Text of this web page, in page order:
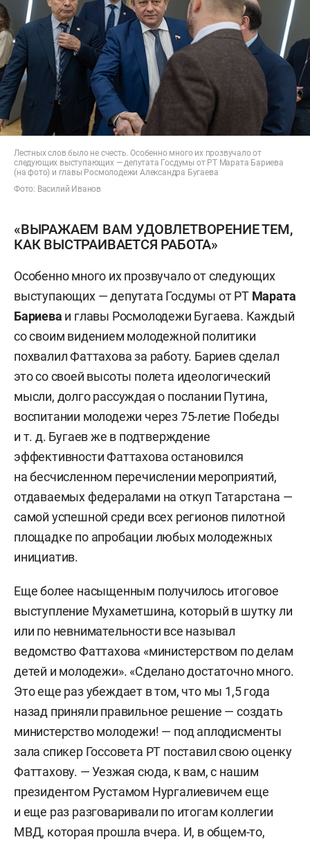
Лестных слов было не счесть. Особенно много их прозвучало от
следующих выступающих — депутата Госдумы от РТ Марата Бариева
(на фото) и главы Росмолодежи Александра Бугаева
Фото: Василий Иванов
«ВЫРАЖАЕМ ВАМ УДОВЛЕТВОРЕНИЕ ТЕМ,
КАК ВЫСТРАИВАЕТСЯ РАБОТА»
Особенно много их прозвучало от следующих
выступающих — депутата Госдумы от РТ Марата
Бариева и главы Росмолодежи Бугаева. Каждый
со своим видением молодежной политики
похвалил Фаттахова за работу. Бариев сделал
это со своей высоты полета идеологический
мысли, долго рассуждая о послании Путина,
воспитании молодежи через 75-летие Победы
и т. д. Бугаев же в подтверждение
эффективности Фаттахова остановился
на бесчисленном перечислении мероприятий,
отдаваемых федералами на откуп Татарстана —
самой успешной среди всех регионов пилотной
площадке по апробации любых молодежных
инициатив.
Еще более насыщенным получилось итоговое
выступление Мухаметшина, который в шутку ли
или по невнимательности все называл
ведомство Фаттахова «министерством по делам
детей и молодежи». «Сделано достаточно много.
Это еще раз убеждает в том, что мы 1,5 года
назад приняли правильное решение — создать
министерство молодежи! — под аплодисменты
зала спикер Госсовета РТ поставил свою оценку
Фаттахову. — Уезжая сюда, к вам, с нашим
президентом Рустамом Нургалиевичем еще
и еще раз разговаривали по итогам коллегии
МВД, которая прошла вчера. И, в общем-то,